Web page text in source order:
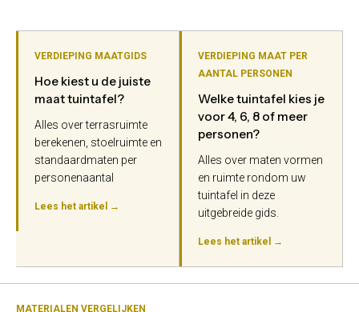
VERDIEPING MAATGIDS
Hoe kiest u de juiste
maat tuintafel?
Alles over terrasruimte
berekenen, stoelruimte en
standaardmaten per
personenaantal
Lees het artikel →
VERDIEPING MAAT PER
AANTAL PERSONEN
Welke tuintafel kies je
voor 4, 6, 8 of meer
personen?
Alles over maten vormen
en ruimte rondom uw
tuintafel in deze
uitgebreide gids.
Lees het artikel →
MATERIALEN VERGELIJKEN